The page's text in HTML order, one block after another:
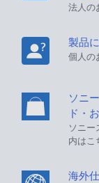
法人の
製品
個人の
ソニ
ド・
ソニー
内はこ
海外